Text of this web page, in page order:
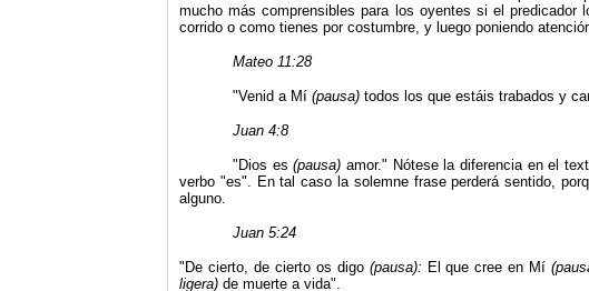
mucho más comprensibles para los oyentes si el
corrido o como tienes por costumbre, y luego poniendo
Mateo 11:28
"Venid a Mí (pausa) todos los que estáis trabados y
Juan 4:8
" Dios es(pausa) amor." Nótese la diferencia en el
verbo "es". En tal caso la solemne frase perderá sentido,
alguno.
Juan 5:24
"De cierto, de cierto os digo (pausa): El que cree en Mí
ligera) de muerte a vida".